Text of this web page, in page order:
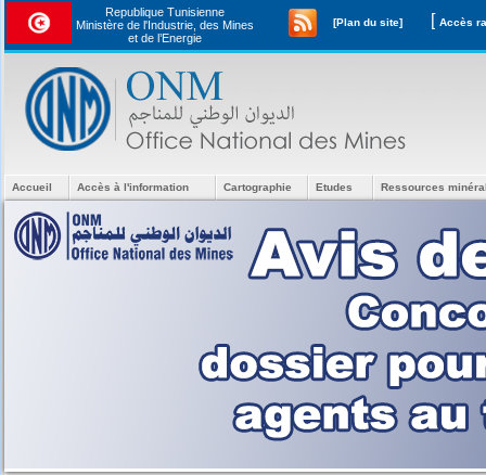
Republique Tunisienne
Ministère de l'Industrie, des Mines
et de l’Energie
[Plan du site] [
Accueil Accès à l'information Cartographie Etudes Ressources